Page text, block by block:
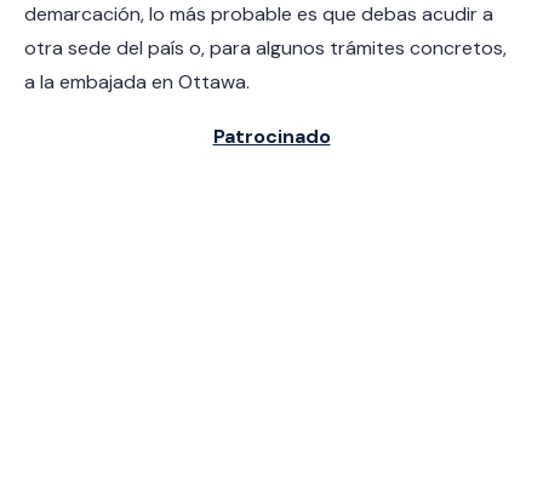
demarcación, lo más probable es que debas acudir a
otra sede del país o, para algunos trámites concretos,
a la embajada en Ottawa.